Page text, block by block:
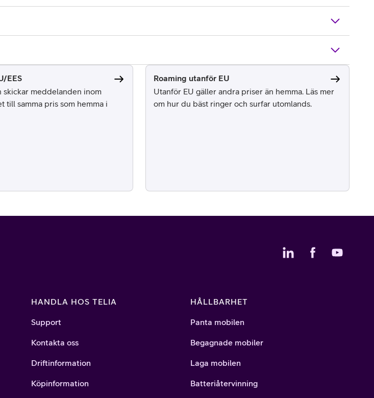
EES
skickar meddelanden inom
till samma pris som hemma i
Roaming utanför EU
Utanför EU gäller andra priser än hemma. Läs mer
om hur du bäst ringer och surfar utomlands.
HANDLA HOS TELIA
Support
Kontakta oss
Driftinformation
Köpinformation
HÅLLBARHET
Panta mobilen
Begagnade mobiler
Laga mobilen
Batteriåtervinning